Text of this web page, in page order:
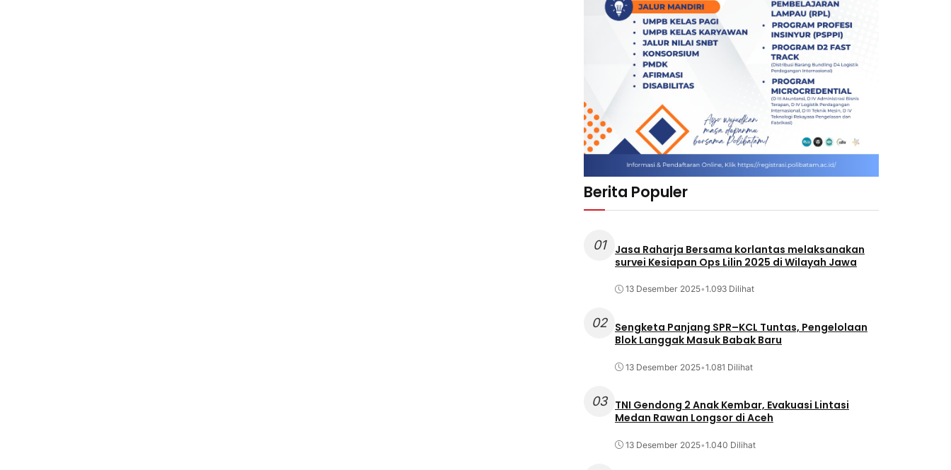
Berita Populer
01
Jasa Raharja Bersama korlantas melaksanakan
survei Kesiapan Ops Lilin 2025 di Wilayah Jawa
13 Desember 2025•1.093 Dilihat
02
Sengketa Panjang SPR–KCL Tuntas, Pengelolaan
Blok Langgak Masuk Babak Baru
13 Desember 2025•1.081 Dilihat
03
TNI Gendong 2 Anak Kembar, Evakuasi Lintasi
Medan Rawan Longsor di Aceh
13 Desember 2025•1.040 Dilihat